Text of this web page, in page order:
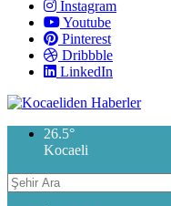
Instagram
Youtube
Pinterest
Dribbble
LinkedIn
26.5°
Kocaeli